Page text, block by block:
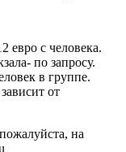
евро с человека.
по запросу.
в группе.
от
на